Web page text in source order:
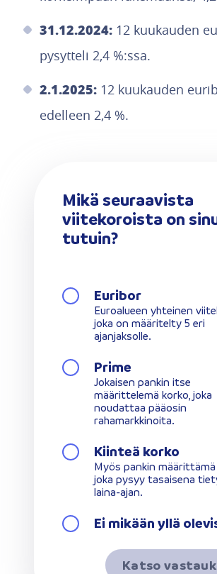
31.12.2024: 12 kuukauden
pysytteli 2,4 %:ssa.
2.1.2025: 12 kuukauden
edelleen 2,4 %.
Mikä seuraavista
viitekoroista on
tutuin?
Euribor
Euroalueen yhteinen
joka on määritelty 5 eri
ajanjaksolle.
Prime
Jokaisen pankin itse
määrittelemä korko, joka
noudattaa pääosin
rahamarkkinoita.
Kiinteä korko
Myös pankin määrittämä
joka pysyy tasaisena
laina-ajan.
Ei mikään yllä
Katso